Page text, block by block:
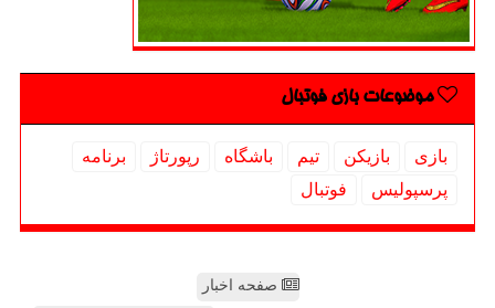
موضوعات بازی فوتبال
بازی بازیكن تیم باشگاه رپورتاژ
برنامه
پرسپولیس
فوتبال
صفحه اخبار